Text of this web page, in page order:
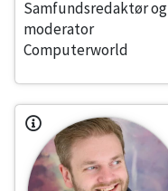
Samfundsredaktør og
moderator
Computerworld